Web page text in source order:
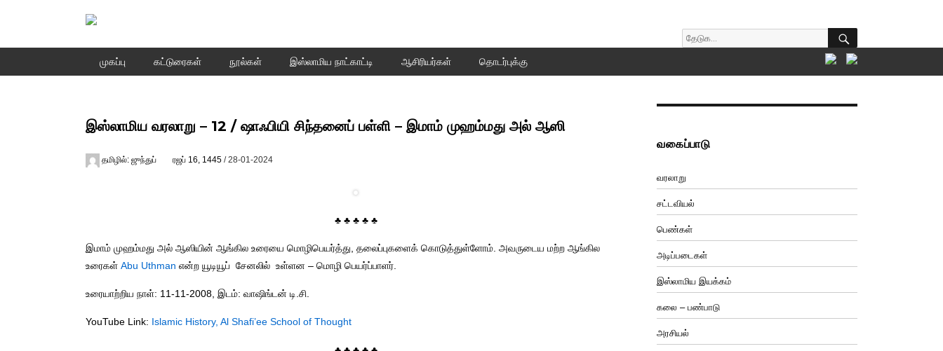
Search
SEARCH
முகப்பு கட்டுரைகள் நூல்கள் இஸ்லாமிய நாட்காட்டி ஆசிரியர்கள் தொடர்புக்கு
இஸ்லாமிய வரலாறு – 12 / ஷாஃபியி சிந்தனைப் பள்ளி – இமாம் முஹம்மது அல் ஆஸி
Author
தமிழில்: ஜுந்துப்
Posted
ரஜப் 16, 1445 / 28-01-2024
♣ ♣ ♣ ♣ ♣
இமாம் முஹம்மது அல் ஆஸியின் ஆங்கில உரையை மொழிபெயர்த்து, தலைப்புகளைக் கொடுத்துள்ளோம். அவருடைய மற்ற ஆங்கில
உரைகள் Abu Uthman என்ற யூடியூப் சேனலில் உள்ளன – மொழி பெயர்ப்பாளர்.
உரையாற்றிய நாள்: 11-11-2008, இடம்: வாஷிங்டன் டி.சி.
YouTube Link: Islamic History, Al Shafi’ee School of Thought
வகைப்பாடு
வரலாறு
சட்டவியல்
பெண்கள்
அடிப்படைகள்
இஸ்லாமிய இயக்கம்
கலை – பண்பாடு
அரசியல்